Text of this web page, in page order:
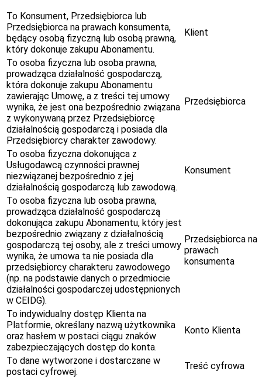
To Konsument, Przedsiębiorca lub
Przedsiębiorca na prawach konsumenta,
będący osobą fizyczną lub osobą prawną,
który dokonuje zakupu Abonamentu.
Klient
To osoba fizyczna lub osoba prawna,
prowadząca działalność gospodarczą,
która dokonuje zakupu Abonamentu
zawierając Umowę, a z treści tej umowy
wynika, że jest ona bezpośrednio związana
z wykonywaną przez Przedsiębiorcę
działalnością gospodarczą i posiada dla
Przedsiębiorcy charakter zawodowy.
Przedsiębiorca
To osoba fizyczna dokonująca z
Usługodawcą czynności prawnej
niezwiązanej bezpośrednio z jej
działalnością gospodarczą lub zawodową.
Konsument
To osoba fizyczna lub osoba prawna,
prowadząca działalność gospodarczą
dokonująca zakupu Abonamentu, który jest
bezpośrednio związany z działalnością
gospodarczą tej osoby, ale z treści umowy
wynika, że umowa ta nie posiada dla
przedsiębiorcy charakteru zawodowego
(np. na podstawie danych o przedmiocie
działalności gospodarczej udostępnionych
w CEIDG).
Przedsiębiorca na
prawach
konsumenta
To indywidualny dostęp Klienta na
Platformie, określany nazwą użytkownika
oraz hasłem w postaci ciągu znaków
zabezpieczających dostęp do konta.
Konto Klienta
To dane wytworzone i dostarczane w
postaci cyfrowej.
Treść cyfrowa